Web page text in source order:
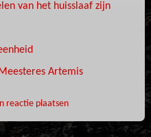
van het huisslaaf zijn
Artemis
reactie plaatsen